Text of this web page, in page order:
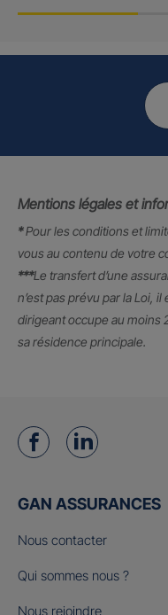
Mentions légales et
*Pour les conditions et
vous au contenu de votre
***Le transfert d’une
n’est pas prévu par la Loi,
dirigeant occupe au moins
sa résidence principale.
GAN ASSURANCES
Nous contacter
Qui sommes nous ?
Nous rejoindre